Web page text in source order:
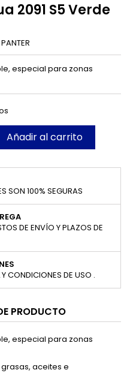
2091 S5 Verde
PANTER
especial para zonas
Añadir al carrito
SON 100% SEGURAS
DE ENVÍO Y PLAZOS DE
CONDICIONES DE USO .
PRODUCTO
especial para zonas
aceites e